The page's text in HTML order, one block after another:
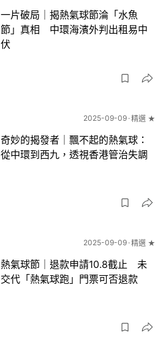
一片破局｜揭熱氣球節淪「水魚
節」真相 中環海濱外判出租易中
伏
2025-09-09 精選 ★
奇妙的揭發者｜飄不起的熱氣球：
從中環到西九，透視香港管治失調
2025-09-09 精選 ★
熱氣球節｜退款申請10.8截止 未
交代「熱氣球跑」門票可否退款